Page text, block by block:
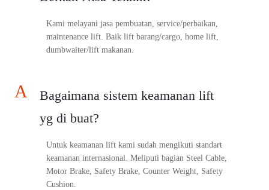
Kami melayani jasa pembuatan, service/perbaikan,
maintenance lift. Baik lift barang/cargo, home lift,
dumbwaiter/lift makanan.
A
Bagaimana sistem keamanan lift
yg di buat?
Untuk keamanan lift kami sudah mengikuti standart
keamanan internasional. Meliputi bagian Steel Cable,
Motor Brake, Safety Brake, Counter Weight, Safety
Cushion.